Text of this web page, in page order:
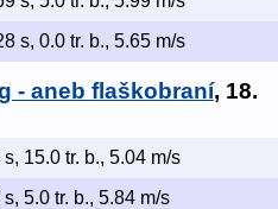
s, 0.0 tr. b., 5.65 m/s
- aneb flaškobraní, 18.
15.0 tr. b., 5.04 m/s
5.0 tr. b., 5.84 m/s